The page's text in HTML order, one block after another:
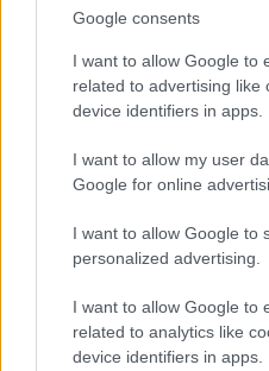
Google consents
I want to allow Google to
related to advertising like
device identifiers in apps.
I want to allow my user
Google for online
I want to allow Google to
personalized advertising.
I want to allow Google to
related to analytics like
device identifiers in apps.
Scoprire luoghi nascosti
open data
Alessandro Tassinari · 5 Ago 2026
LUOGHI DA VEDERE